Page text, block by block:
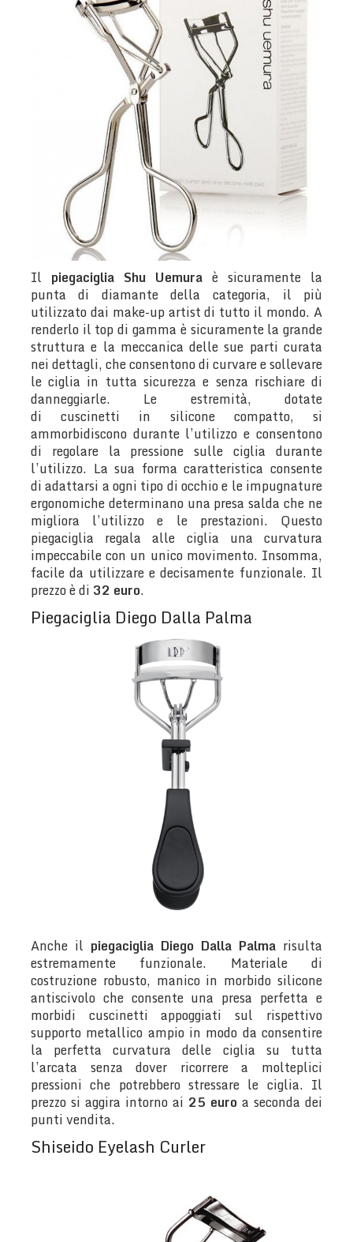
Il piegaciglia Shu Uemura è sicuramente la
punta di diamante della categoria, il più
utilizzato dai make-up artist di tutto il mondo. A
renderlo il top di gamma è sicuramente la grande
struttura e la meccanica delle sue parti curata
nei dettagli, che consentono di curvare e sollevare
le ciglia in tutta sicurezza e senza rischiare di
danneggiarle. Le estremità, dotate
di cuscinetti in silicone compatto, si
ammorbidiscono durante l’utilizzo e consentono
di regolare la pressione sulle ciglia durante
l’utilizzo. La sua forma caratteristica consente
di adattarsi a ogni tipo di occhio e le impugnature
ergonomiche determinano una presa salda che ne
migliora l’utilizzo e le prestazioni. Questo
piegaciglia regala alle ciglia una curvatura
impeccabile con un unico movimento. Insomma,
facile da utilizzare e decisamente funzionale. Il
prezzo è di 32 euro.
Piegaciglia Diego Dalla Palma
Anche il piegaciglia Diego Dalla Palma risulta
estremamente funzionale. Materiale di
costruzione robusto, manico in morbido silicone
antiscivolo che consente una presa perfetta e
morbidi cuscinetti appoggiati sul rispettivo
supporto metallico ampio in modo da consentire
la perfetta curvatura delle ciglia su tutta
l’arcata senza dover ricorrere a molteplici
pressioni che potrebbero stressare le ciglia. Il
prezzo si aggira intorno ai 25 euro a seconda dei
punti vendita.
Shiseido Eyelash Curler